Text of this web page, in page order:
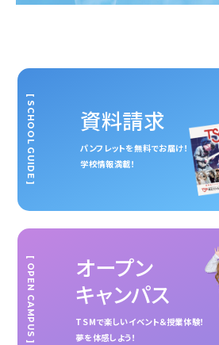
資料請求
パンフレットを無料でお届け！
学校情報満載！
[ SCHOOL GUIDE ]
オープン
キャンパス
TSMで楽しいイベント＆授業体験！
夢を体感しよう！
[ OPEN CAMPUS ]